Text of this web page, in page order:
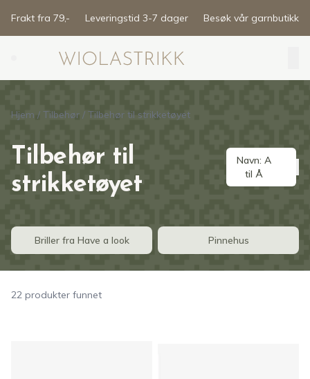
Frakt fra 79,- Leveringstid 3-7 dager Besøk vår garnbutikk
Search (⌘K)
Hjem / Tilbehør / Tilbehør til strikketøyet
Tilbehør til
strikketøyet
Navn: A
til Å
Briller fra Have a look Pinnehus
22 produkter funnet